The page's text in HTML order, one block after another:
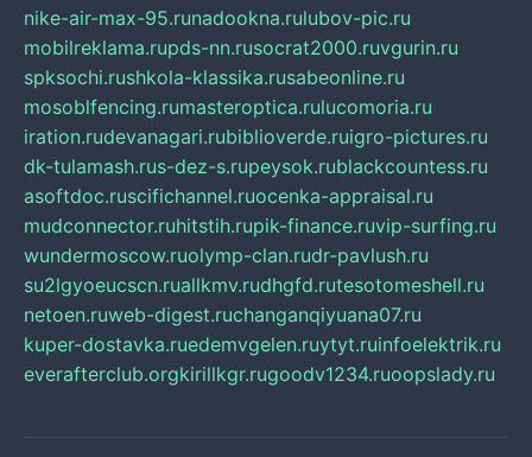
nike-air-max-95.runadookna.rulubov-pic.ru
mobilreklama.rupds-nn.rusocrat2000.ruvgurin.ru
spksochi.rushkola-klassika.rusabeonline.ru
mosoblfencing.rumasteroptica.rulucomoria.ru
iration.rudevanagari.rubiblioverde.ruigro-pictures.ru
dk-tulamash.rus-dez-s.rupeysok.rublackcountess.ru
asoftdoc.ruscifichannel.ruocenka-appraisal.ru
mudconnector.ruhitstih.rupik-finance.ruvip-surfing.ru
wundermoscow.ruolymp-clan.rudr-pavlush.ru
su2lgyoeucscn.ruallkmv.rudhgfd.rutesotomeshell.ru
netoen.ruweb-digest.ruchanganqiyuana07.ru
kuper-dostavka.ruedemvgelen.ruytyt.ruinfoelektrik.ru
everafterclub.orgkirillkgr.rugoodv1234.ruoopslady.ru